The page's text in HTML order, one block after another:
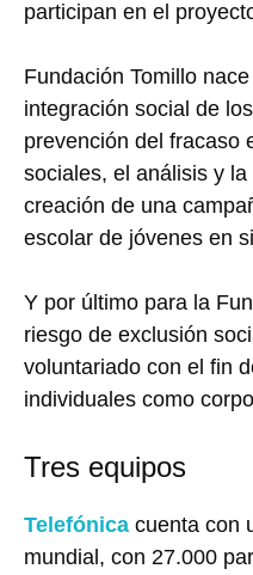
participan en el
Fundación Tomillo
integración social de
prevención del fracaso
sociales, el análisis y
creación de una
escolar de jóvenes en
Y por último para la
riesgo de exclusión
voluntariado con el fin
individuales como
Tres equipos
Telefónica cuenta con
mundial, con 27.000